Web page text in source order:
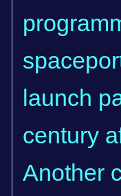
launch
century
Another